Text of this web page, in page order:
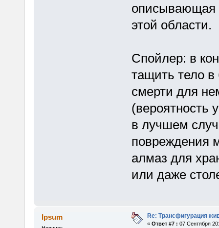
описывающая
этой области.
Спойлер: в
тащить тело в
смерти для
(вероятность
в лучшем
повреждения
алмаз для
или даже
Ipsum Re: Трансфигурация
« Ответ #7 : 07 Сентября